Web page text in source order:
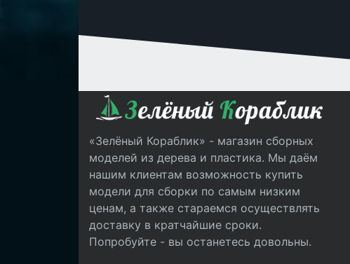
«Зелёный Кораблик» - магазин сборных
моделей из дерева и пластика. Мы даём
нашим клиентам возможность купить
модели для сборки по самым низким
ценам, а также стараемся осуществлять
доставку в кратчайшие сроки.
Попробуйте - вы останетесь довольны.